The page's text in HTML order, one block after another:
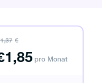
€
1,85 pro Monat